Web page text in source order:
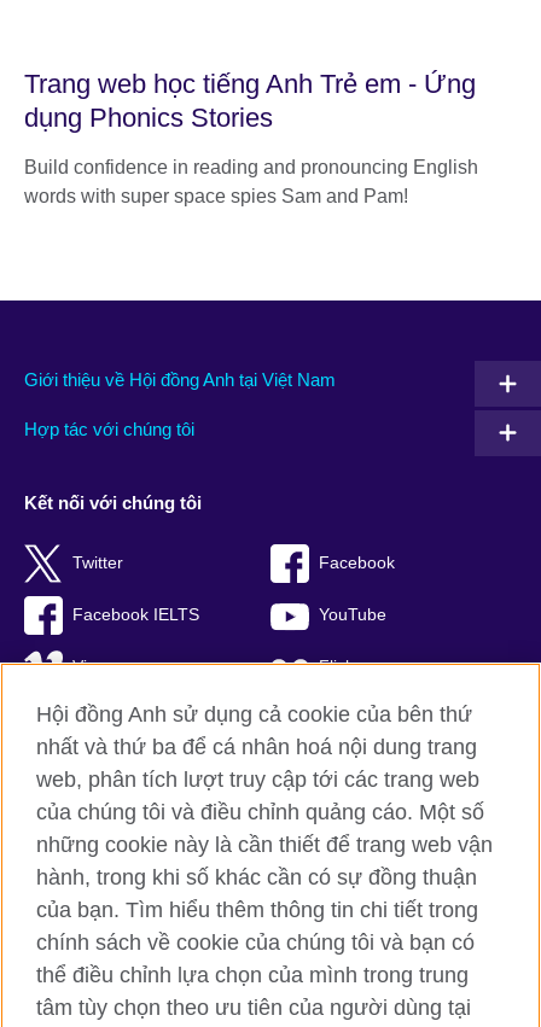
Trang web học tiếng Anh Trẻ em - Ứng
dụng Phonics Stories
Build confidence in reading and pronouncing English
words with super space spies Sam and Pam!
Giới thiệu về Hội đồng Anh tại Việt Nam
Hợp tác với chúng tôi
Kết nối với chúng tôi
Twitter Facebook
Facebook IELTS YouTube
Vimeo Flickr
RSS TikTok
Hội đồng Anh toàn cầu
Bảo mật thông tin và quy định sử dụng
Cookie
Sơ đồ trang
© 2026 British Council
Hội đồng Anh sử dụng cả cookie của bên thứ
nhất và thứ ba để cá nhân hoá nội dung trang
web, phân tích lượt truy cập tới các trang web
của chúng tôi và điều chỉnh quảng cáo. Một số
những cookie này là cần thiết để trang web vận
hành, trong khi số khác cần có sự đồng thuận
của bạn. Tìm hiểu thêm thông tin chi tiết trong
chính sách về cookie của chúng tôi và bạn có
thể điều chỉnh lựa chọn của mình trong trung
tâm tùy chọn theo ưu tiên của người dùng tại